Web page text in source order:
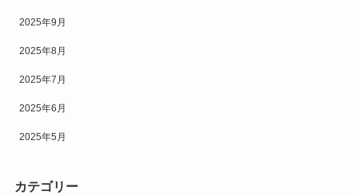
2025年9月
2025年8月
2025年7月
2025年6月
2025年5月
カテゴリー